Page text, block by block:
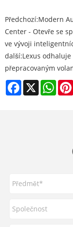
Předchozí:Modern
Center - Otevře se
ve vývoji
další:Lexus
přepracovaným
Facebook
X